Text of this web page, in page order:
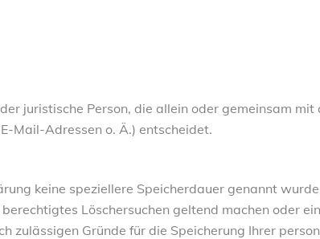
juristische Person, die allein oder gemeinsam
Mail-Adressen o. Ä.) entscheidet.
keine speziellere Speicherdauer genannt
Löschersuchen geltend machen oder
zulässigen Gründe für die Speicherung Ihrer